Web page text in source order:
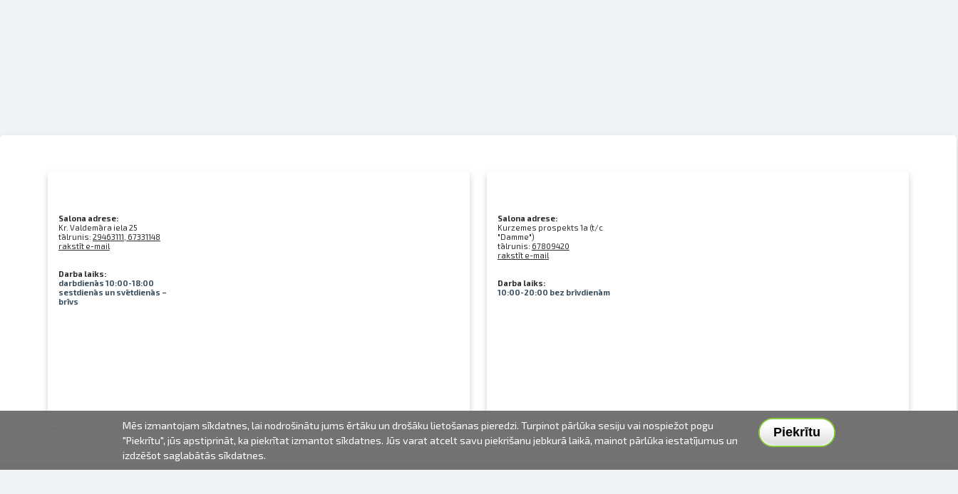
Salona adrese:
Kr. Valdemāra iela 25
tālrunis: 29463111, 67331148
rakstīt e-mail
Darba laiks:
darbdienās 10:00-18:00
sestdienās un svētdienās –
brīvs
Salona adrese:
Kurzemes prospekts 1a (t/c
"Damme")
tālrunis: 67809420
rakstīt e-mail
Darba laiks:
10:00-20:00 bez brīvdienām
Piekrītu
Mēs izmantojam sīkdatnes, lai nodrošinātu jums ērtāku un drošāku lietošanas pieredzi. Turpinot pārlūka sesiju vai nospiežot pogu
"Piekrītu", jūs apstiprināt, ka piekrītat izmantot sīkdatnes. Jūs varat atcelt savu piekrišanu jebkurā laikā, mainot pārlūka iestatījumus un
izdzēšot saglabātās sīkdatnes.